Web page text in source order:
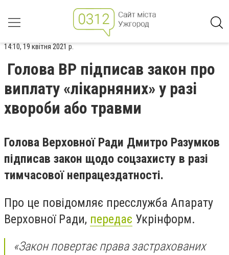
14:10, 19 квітня 2021 р.
Голова ВР підписав закон про
виплату «лікарняних» у разі
хвороби або травми
Голова Верховної Ради Дмитро Разумков
підписав закон щодо соцзахисту в разі
тимчасової непрацездатності.
Про це повідомляє пресслужба Апарату
Верховної Ради, передає Укрінформ.
«Закон повертає права застрахованих